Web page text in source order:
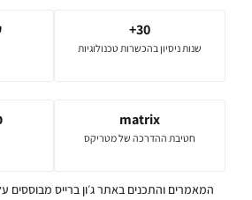
30+
שנות ניסיון בהכשרות טכנולוגיות
matrix
חטיבת ההדרכה של מטריקס
המאמרים והתכנים באתר ג׳ון ברייס מבוססים